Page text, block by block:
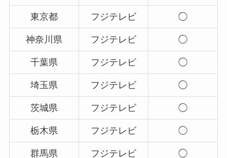
東京都 フジテレビ ◯
神奈川県 フジテレビ ◯
千葉県 フジテレビ ◯
埼玉県 フジテレビ ◯
茨城県 フジテレビ ◯
栃木県 フジテレビ ◯
群馬県 フジテレビ ◯